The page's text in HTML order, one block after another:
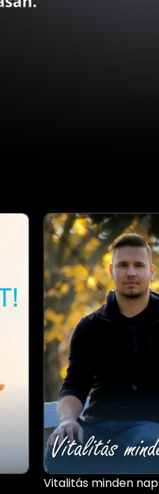
Vitalitás minden nap